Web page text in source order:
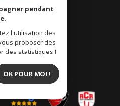
partenaires
pendant
l'utilisation des
proposer des
des statistiques !
OK POUR MOI !